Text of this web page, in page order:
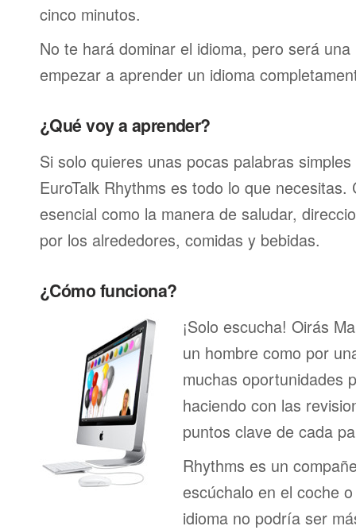
cinco minutos.
No te hará dominar el idioma, pero será
empezar a aprender un idioma
¿Qué voy a aprender?
Si solo quieres unas pocas palabras
EuroTalk Rhythms es todo lo que
esencial como la manera de saludar,
por los alrededores, comidas y bebidas.
¿Cómo funciona?
¡Solo escucha! Oirás
un hombre como por
muchas oportunidades
haciendo con las
puntos clave de cada
Rhythms es un
escúchalo en el coche
idioma no podría ser